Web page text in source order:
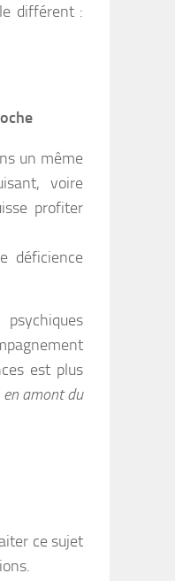
différent :
un même
voire
profiter
déficience
est plus
en amont du
ce sujet